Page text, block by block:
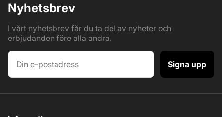
Nyhetsbrev
I vårt nyhetsbrev får du ta del av nyheter och
erbjudanden före alla andra.
Signa upp